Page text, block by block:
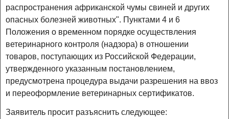
распространения африканской чумы свиней и других
опасных болезней животных". Пунктами 4 и 6
Положения о временном порядке осуществления
ветеринарного контроля (надзора) в отношении
товаров, поступающих из Российской Федерации,
утвержденного указанным постановлением,
предусмотрена процедура выдачи разрешения на ввоз
и переоформление ветеринарных сертификатов.
Заявитель просит разъяснить следующее: